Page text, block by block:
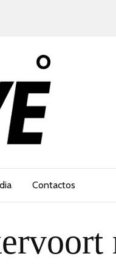
Contactos